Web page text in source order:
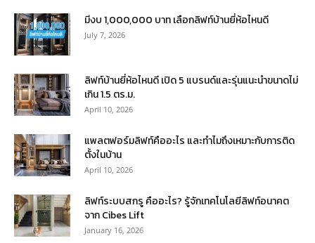
มีงบ 1,000,000 บาท เลือกลิฟท์บ้านยี่ห้อไหนดี
July 7, 2026
ลิฟท์บ้านยี่ห้อไหนดี เปิด 5 แบรนด์และรุ่นแนะนำขนาดไม่
เกิน 1.5 ตร.ม.
April 10, 2026
แพลตฟอร์มลิฟท์คืออะไร และทำไมถึงเหมาะกับการติด
ตั้งในบ้าน
April 10, 2026
ลิฟท์ระบบสกรู คืออะไร? รู้จักเทคโนโลยีลิฟท์อนาคต
จาก Cibes Lift
January 16, 2026